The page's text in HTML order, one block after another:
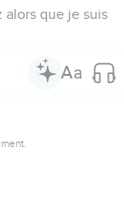
alors que je suis